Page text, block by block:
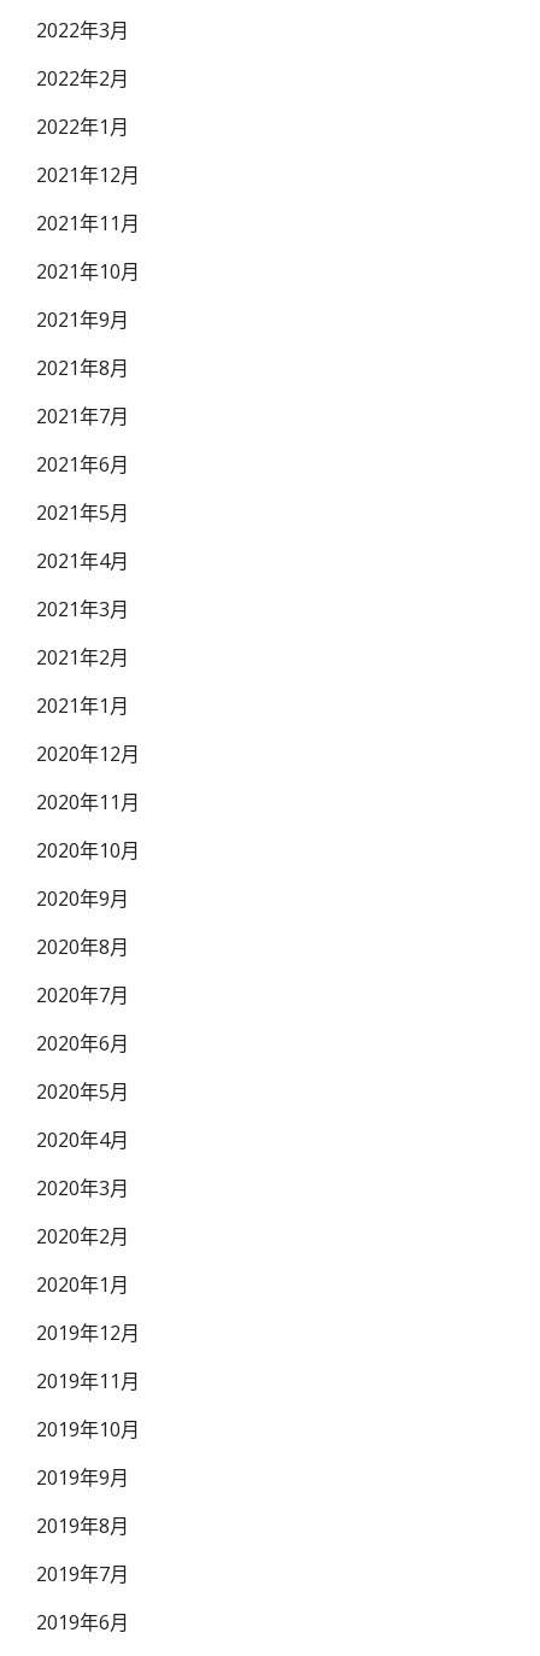
2022年3月
2022年2月
2022年1月
2021年12月
2021年11月
2021年10月
2021年9月
2021年8月
2021年7月
2021年6月
2021年5月
2021年4月
2021年3月
2021年2月
2021年1月
2020年12月
2020年11月
2020年10月
2020年9月
2020年8月
2020年7月
2020年6月
2020年5月
2020年4月
2020年3月
2020年2月
2020年1月
2019年12月
2019年11月
2019年10月
2019年9月
2019年8月
2019年7月
2019年6月